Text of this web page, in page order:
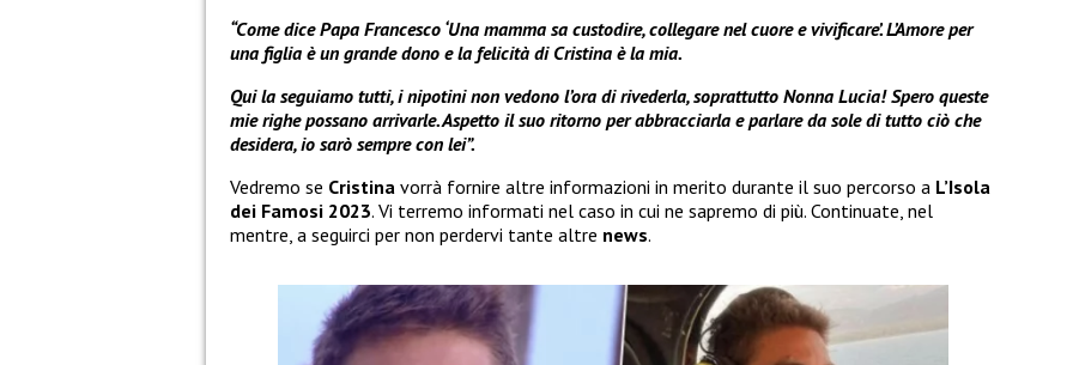
“Come dice Papa Francesco ‘Una mamma sa custodire, collegare nel cuore e vivificare’. L’Amore per
una figlia è un grande dono e la felicità di Cristina è la mia.
Qui la seguiamo tutti, i nipotini non vedono l’ora di rivederla, soprattutto Nonna Lucia! Spero queste
mie righe possano arrivarle. Aspetto il suo ritorno per abbracciarla e parlare da sole di tutto ciò che
desidera, io sarò sempre con lei”.
Vedremo se Cristina vorrà fornire altre informazioni in merito durante il suo percorso a L’Isola
dei Famosi 2023. Vi terremo informati nel caso in cui ne sapremo di più. Continuate, nel
mentre, a seguirci per non perdervi tante altre news.